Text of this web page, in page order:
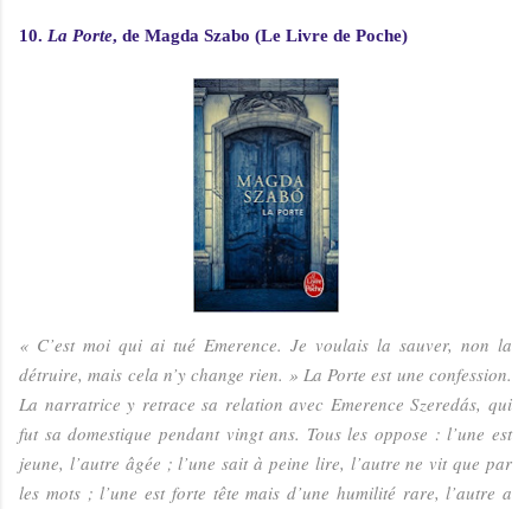
10. La Porte, de Magda Szabo (Le Livre de Poche)
« C’est moi qui ai tué Emerence. Je voulais la sauver, non la
détruire, mais cela n’y change rien. » La Porte est une confession.
La narratrice y retrace sa relation avec Emerence Szeredás, qui
fut sa domestique pendant vingt ans. Tous les oppose : l’une est
jeune, l’autre âgée ; l’une sait à peine lire, l’autre ne vit que par
les mots ; l’une est forte tête mais d’une humilité rare, l’autre a